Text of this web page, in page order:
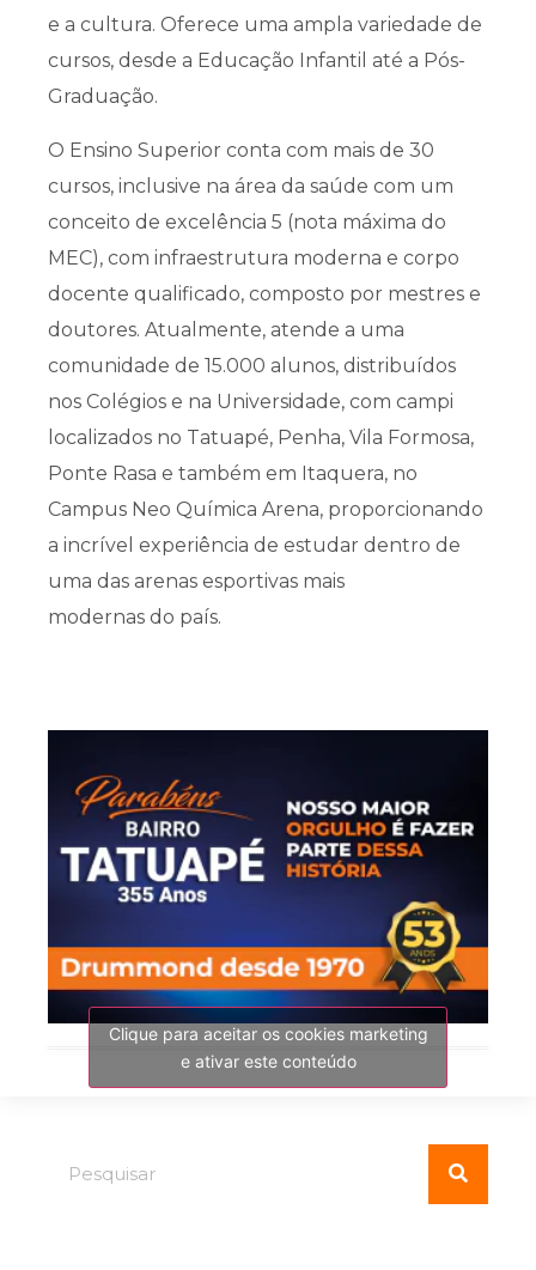
e a cultura. Oferece uma ampla variedade de
cursos, desde a Educação Infantil até a Pós-
Graduação.
O Ensino Superior conta com mais de 30
cursos, inclusive na área da saúde com um
conceito de excelência 5 (nota máxima do
MEC), com infraestrutura moderna e corpo
docente qualificado, composto por mestres e
doutores. Atualmente, atende a uma
comunidade de 15.000 alunos, distribuídos
nos Colégios e na Universidade, com campi
localizados no Tatuapé, Penha, Vila Formosa,
Ponte Rasa e também em Itaquera, no
Campus Neo Química Arena, proporcionando
a incrível experiência de estudar dentro de
uma das arenas esportivas mais
modernas do país.
Clique para aceitar os cookies marketing
e ativar este conteúdo